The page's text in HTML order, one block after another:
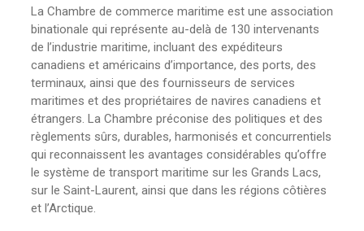
La Chambre de commerce maritime est une association
binationale qui représente au-delà de 130 intervenants
de l’industrie maritime, incluant des expéditeurs
canadiens et américains d’importance, des ports, des
terminaux, ainsi que des fournisseurs de services
maritimes et des propriétaires de navires canadiens et
étrangers. La Chambre préconise des politiques et des
règlements sûrs, durables, harmonisés et concurrentiels
qui reconnaissent les avantages considérables qu’offre
le système de transport maritime sur les Grands Lacs,
sur le Saint-Laurent, ainsi que dans les régions côtières
et l’Arctique.